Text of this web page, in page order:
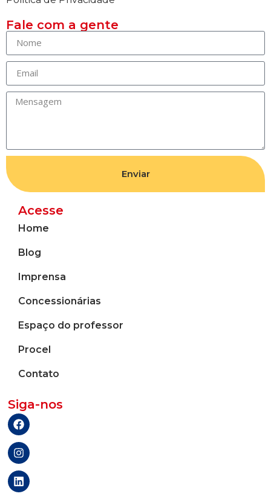
Fale com a gente
Enviar
Acesse
Home
Blog
Imprensa
Concessionárias
Espaço do professor
Procel
Contato
Siga-nos